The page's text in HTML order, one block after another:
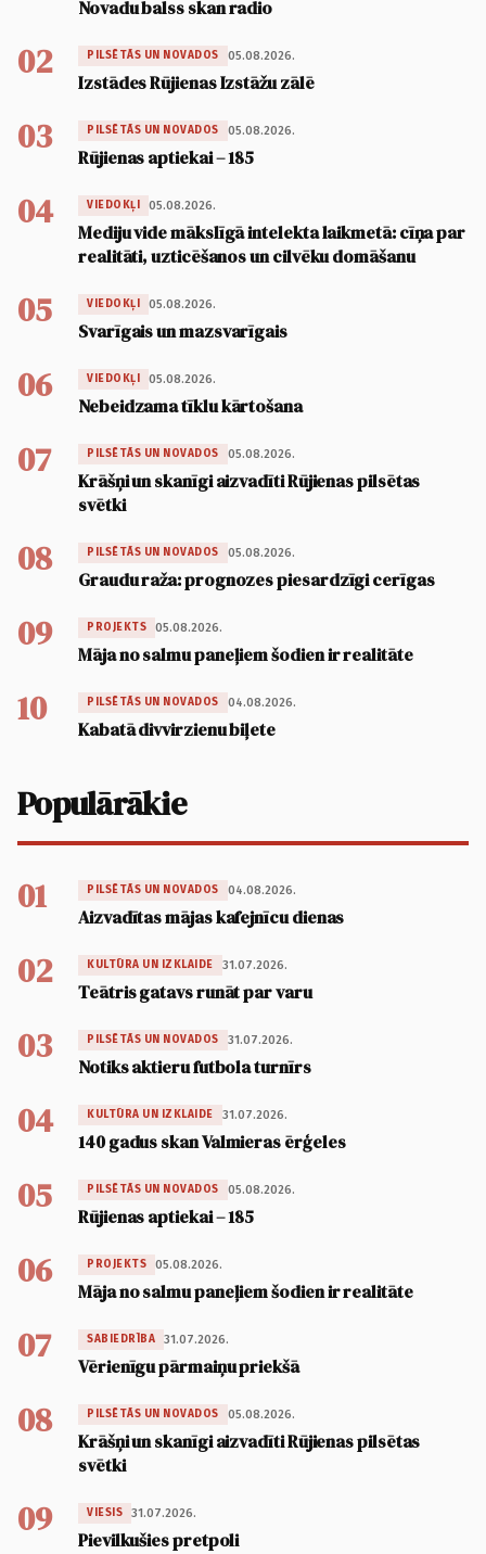
Novadu balss skan radio
02 PILSĒTĀS UN NOVADOS 05.08.2026.
Izstādes Rūjienas Izstāžu zālē
03 PILSĒTĀS UN NOVADOS 05.08.2026.
Rūjienas aptiekai – 185
04 VIEDOKĻI 05.08.2026.
Mediju vide mākslīgā intelekta laikmetā: cīņa par
realitāti, uzticēšanos un cilvēku domāšanu
05 VIEDOKĻI 05.08.2026.
Svarīgais un mazsvarīgais
06 VIEDOKĻI 05.08.2026.
Nebeidzama tīklu kārtošana
07 PILSĒTĀS UN NOVADOS 05.08.2026.
Krāšņi un skanīgi aizvadīti Rūjienas pilsētas
svētki
08 PILSĒTĀS UN NOVADOS 05.08.2026.
Graudu raža: prognozes piesardzīgi cerīgas
09 PROJEKTS 05.08.2026.
Māja no salmu paneļiem šodien ir realitāte
10 PILSĒTĀS UN NOVADOS 04.08.2026.
Kabatā divvirzienu biļete
Populārākie
01 PILSĒTĀS UN NOVADOS 04.08.2026.
Aizvadītas mājas kafejnīcu dienas
02 KULTŪRA UN IZKLAIDE 31.07.2026.
Teātris gatavs runāt par varu
03 PILSĒTĀS UN NOVADOS 31.07.2026.
Notiks aktieru futbola turnīrs
04 KULTŪRA UN IZKLAIDE 31.07.2026.
140 gadus skan Valmieras ērģeles
05 PILSĒTĀS UN NOVADOS 05.08.2026.
Rūjienas aptiekai – 185
06 PROJEKTS 05.08.2026.
Māja no salmu paneļiem šodien ir realitāte
07 SABIEDRĪBA 31.07.2026.
Vērienīgu pārmaiņu priekšā
08 PILSĒTĀS UN NOVADOS 05.08.2026.
Krāšņi un skanīgi aizvadīti Rūjienas pilsētas
svētki
09 VIESIS 31.07.2026.
Pievilkušies pretpoli